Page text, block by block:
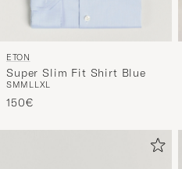
ETON
Super Slim Fit Shirt Blue
SMM LLXL
150€